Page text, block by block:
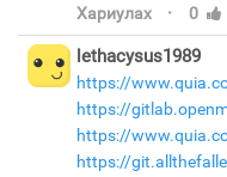
Хариулах · 0
lethacysus1989
https://
https://
https://
https://